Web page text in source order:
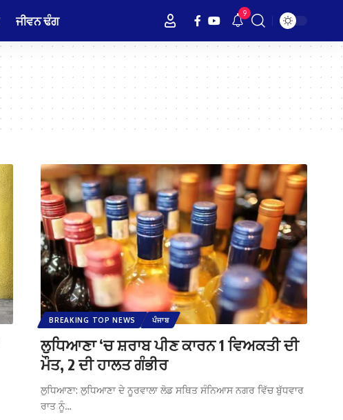
ਜੀਵਨ ਢੰਗ 9
BREAKING TOP NEWS ਪੰਜਾਬ
ਲੁਧਿਆਣਾ ‘ਚ ਸ਼ਰਾਬ ਪੀਣ ਕਾਰਨ 1 ਵਿਅਕਤੀ ਦੀ
ਮੌਤ, 2 ਦੀ ਹਾਲਤ ਗੰਭੀਰ
ਲੁਧਿਆਣਾ: ਲੁਧਿਆਣਾ ਦੇ ਨੂਰਵਾਲਾ ਲੋਡ ਸਥਿਤ ਸੰਨਿਆਸ ਨਗਰ ਵਿੱਚ ਬੁੱਧਵਾਰ
ਰਾਤ ਨੂੰ…